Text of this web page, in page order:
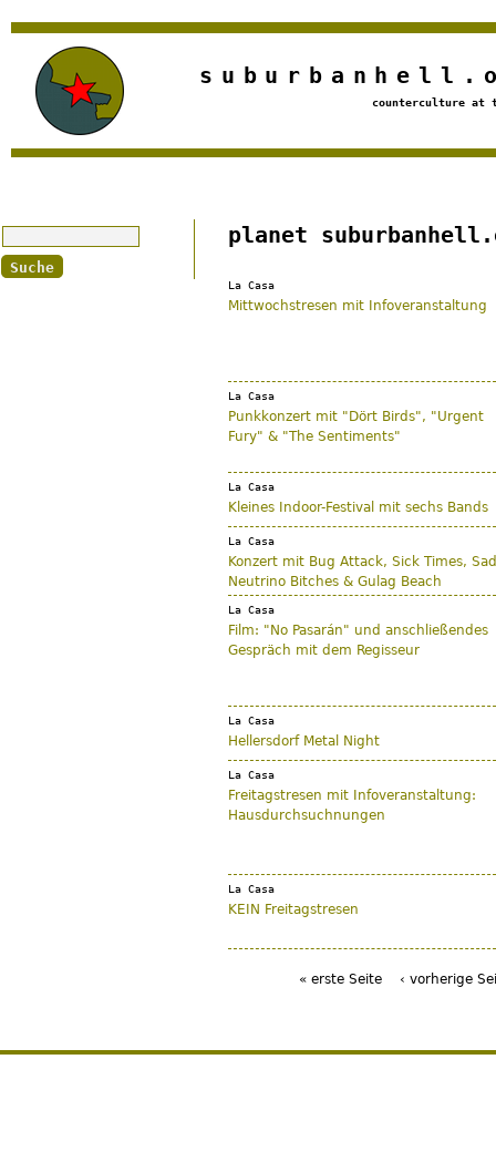
Jump to navigation
counterculture at
planet
La Casa
Mittwochstresen mit Infoveranstaltung
La Casa
Punkkonzert mit "Dört Birds", "Urgent
Fury" & "The Sentiments"
La Casa
Kleines Indoor-Festival mit sechs Bands
La Casa
Konzert mit Bug Attack, Sick Times, Sad
Neutrino Bitches & Gulag Beach
La Casa
Film: "No Pasarán" und anschließendes
Gespräch mit dem Regisseur
La Casa
Hellersdorf Metal Night
La Casa
Freitagstresen mit Infoveranstaltung:
Hausdurchsuchnungen
La Casa
KEIN Freitagstresen
« erste Seite ‹ vorherige
Suche